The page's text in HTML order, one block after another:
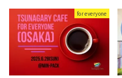
for everyone